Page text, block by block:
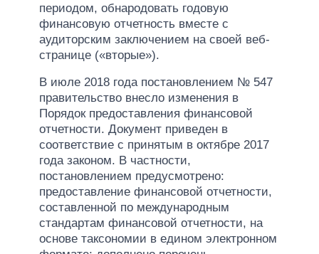
периодом, обнародовать годовую
финансовую отчетность вместе с
аудиторским заключением на своей веб-
странице («вторые»).
В июле 2018 года постановлением № 547
правительство внесло изменения в
Порядок предоставления финансовой
отчетности. Документ приведен в
соответствие с принятым в октябре 2017
года законом. В частности,
постановлением предусмотрено:
предоставление финансовой отчетности,
составленной по международным
стандартам финансовой отчетности, на
основе таксономии в едином электронном